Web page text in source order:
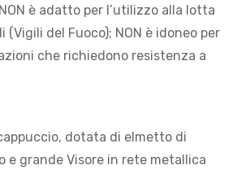
è adatto per l’utilizzo alla lotta
del Fuoco); NON è idoneo per
che richiedono resistenza a
dotata di elmetto di
e grande Visore in rete metallica